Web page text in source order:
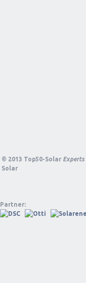
© 2013 Top50-Solar Experts
Solar
Partner: